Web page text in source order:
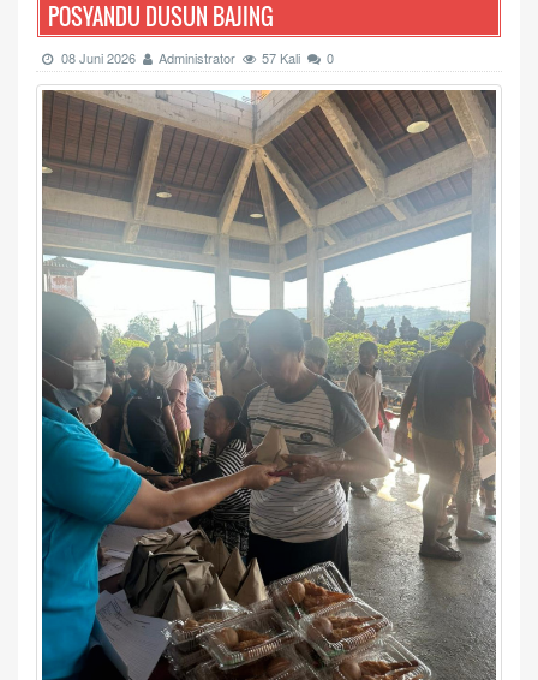
POSYANDU DUSUN BAJING
08 Juni 2026 Administrator 57 Kali 0